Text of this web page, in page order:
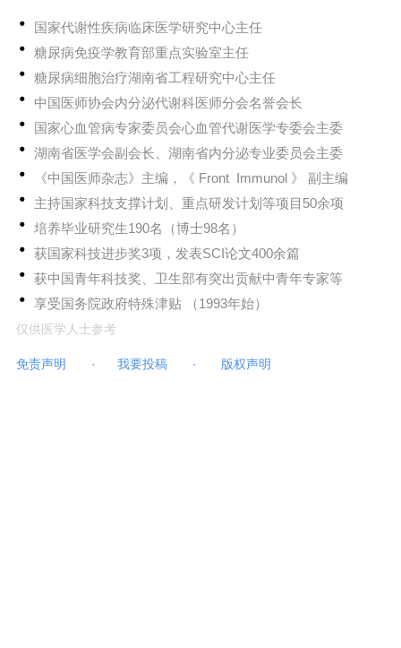
国家代谢性疾病临床医学研究中心主任
糖尿病免疫学教育部重点实验室主任
糖尿病细胞治疗湖南省工程研究中心主任
中国医师协会内分泌代谢科医师分会名誉会长
国家心血管病专家委员会心血管代谢医学专委会主委
湖南省医学会副会长、湖南省内分泌专业委员会主委
《中国医师杂志》主编，《 Front Immunol 》 副主编
主持国家科技支撑计划、重点研发计划等项目50余项
培养毕业研究生190名（博士98名）
获国家科技进步奖3项，发表SCI论文400余篇
获中国青年科技奖、卫生部有突出贡献中青年专家等
享受国务院政府特殊津贴 （1993年始）
仅供医学人士参考
免责声明 · 我要投稿 · 版权声明